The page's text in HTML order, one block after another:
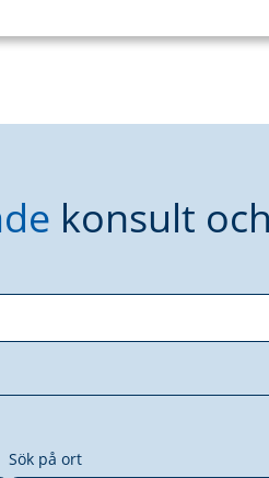
konsult
Sök på ort